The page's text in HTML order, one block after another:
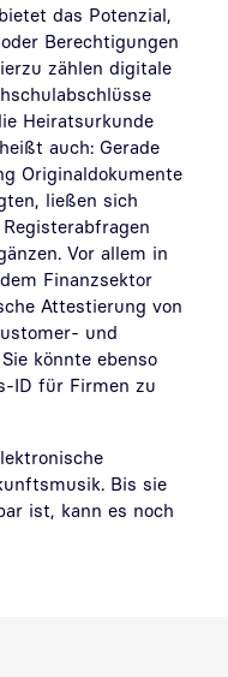
das Potenzial,
Berechtigungen
zählen digitale
Heiratsurkunde
auch: Gerade
Originaldokumente
ließen sich
Vor allem in
Finanzsektor
Attestierung von
und
könnte ebenso
ID für Firmen zu
Bis sie
ist, kann es noch